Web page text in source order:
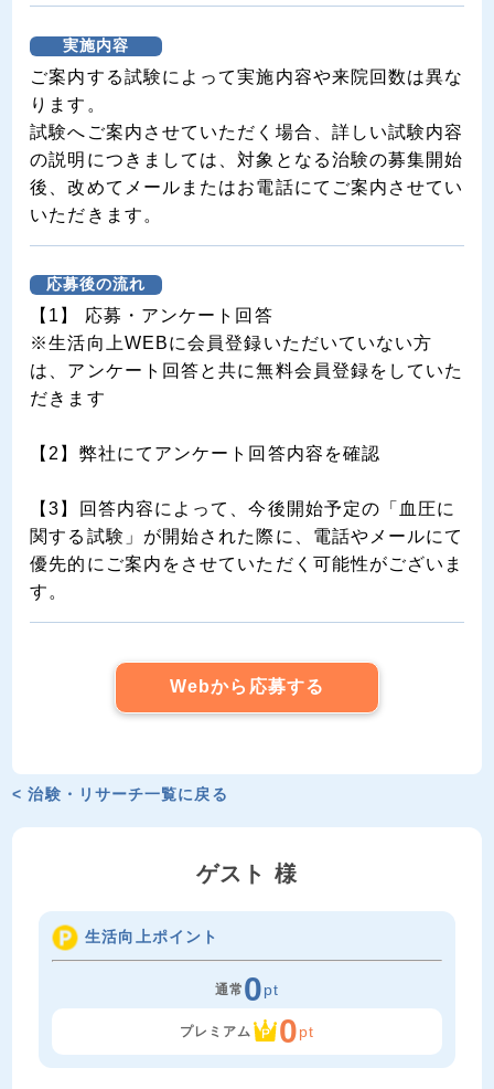
実施内容
ご案内する試験によって実施内容や来院回数は異な
ります。
試験へご案内させていただく場合、詳しい試験内容
の説明につきましては、対象となる治験の募集開始
後、改めてメールまたはお電話にてご案内させてい
いただきます。
応募後の流れ
【1】 応募・アンケート回答
※生活向上WEBに会員登録いただいていない方
は、アンケート回答と共に無料会員登録をしていた
だきます
【2】弊社にてアンケート回答内容を確認
【3】回答内容によって、今後開始予定の「血圧に
関する試験」が開始された際に、電話やメールにて
優先的にご案内をさせていただく可能性がございま
す。
Webから応募する
< 治験・リサーチ一覧に戻る
ゲスト 様
生活向上ポイント
通常 0pt
プレミアム 0pt